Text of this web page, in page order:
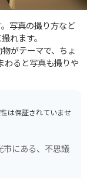
写真の撮り方など
れます。
がテーマで、ちょ
わると写真も撮りや
は保証されていませ
市にある、不思議